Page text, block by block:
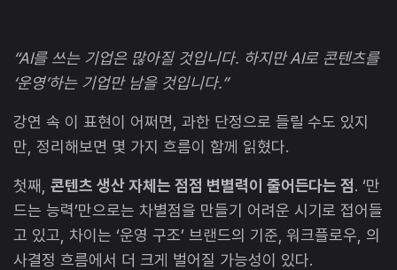
“AI를 쓰는 기업은 많아질 것입니다. 하지만 AI로 콘텐츠를
‘운영’하는 기업만 남을 것입니다.”
강연 속 이 표현이 어쩌면, 과한 단정으로 들릴 수도 있지
만, 정리해보면 몇 가지 흐름이 함께 읽혔다.
첫째, 콘텐츠 생산 자체는 점점 변별력이 줄어든다는 점. ‘만
드는 능력’만으로는 차별점을 만들기 어려운 시기로 접어들
고 있고, 차이는 ‘운영 구조’ 브랜드의 기준, 워크플로우, 의
사결정 흐름에서 더 크게 벌어질 가능성이 있다.